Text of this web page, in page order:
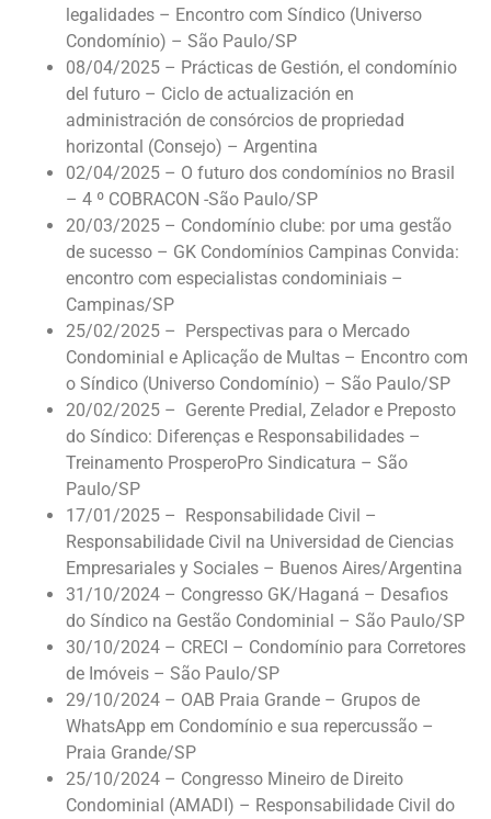
legalidades – Encontro com Síndico (Universo
Condomínio) – São Paulo/SP
08/04/2025 – Prácticas de Gestión, el condomínio
del futuro – Ciclo de actualización en
administración de consórcios de propriedad
horizontal (Consejo) – Argentina
02/04/2025 – O futuro dos condomínios no Brasil
– 4 º COBRACON -São Paulo/SP
20/03/2025 – Condomínio clube: por uma gestão
de sucesso – GK Condomínios Campinas Convida:
encontro com especialistas condominiais –
Campinas/SP
25/02/2025 – Perspectivas para o Mercado
Condominial e Aplicação de Multas – Encontro com
o Síndico (Universo Condomínio) – São Paulo/SP
20/02/2025 – Gerente Predial, Zelador e Preposto
do Síndico: Diferenças e Responsabilidades –
Treinamento ProsperoPro Sindicatura – São
Paulo/SP
17/01/2025 – Responsabilidade Civil –
Responsabilidade Civil na Universidad de Ciencias
Empresariales y Sociales – Buenos Aires/Argentina
31/10/2024 – Congresso GK/Haganá – Desafios
do Síndico na Gestão Condominial – São Paulo/SP
30/10/2024 – CRECI – Condomínio para Corretores
de Imóveis – São Paulo/SP
29/10/2024 – OAB Praia Grande – Grupos de
WhatsApp em Condomínio e sua repercussão –
Praia Grande/SP
25/10/2024 – Congresso Mineiro de Direito
Condominial (AMADI) – Responsabilidade Civil do